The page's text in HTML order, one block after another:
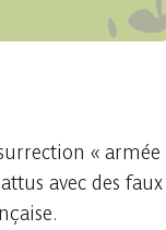
« armée
avec des faux